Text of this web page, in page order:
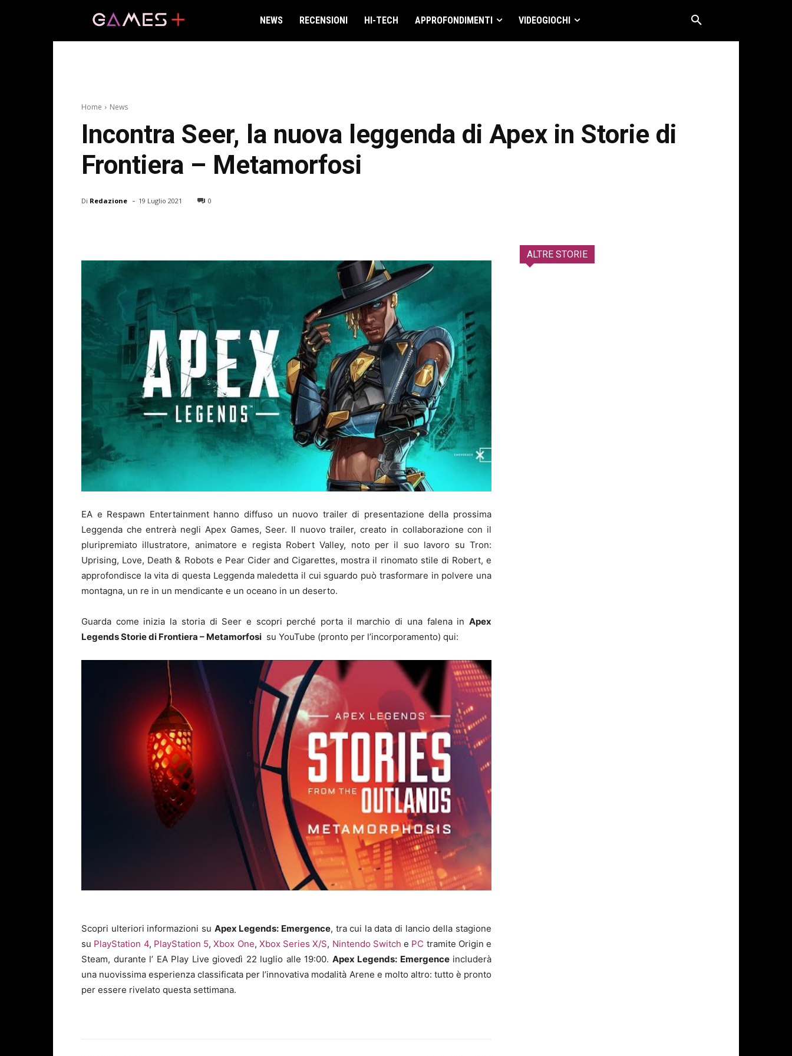
NEWS RECENSIONI HI-TECH APPROFONDIMENTI VIDEOGIOCHI
Home News
Incontra Seer, la nuova leggenda di Apex in Storie di
Frontiera – Metamorfosi
Di Redazione - 19 Luglio 2021 0
EA e Respawn Entertainment hanno diffuso un nuovo trailer di presentazione della prossima
Leggenda che entrerà negli Apex Games, Seer. Il nuovo trailer, creato in collaborazione con il
pluripremiato illustratore, animatore e regista Robert Valley, noto per il suo lavoro su Tron:
Uprising, Love, Death & Robots e Pear Cider and Cigarettes, mostra il rinomato stile di Robert, e
approfondisce la vita di questa Leggenda maledetta il cui sguardo può trasformare in polvere una
montagna, un re in un mendicante e un oceano in un deserto.
Guarda come inizia la storia di Seer e scopri perché porta il marchio di una falena in Apex
Legends Storie di Frontiera – Metamorfosi su YouTube (pronto per l’incorporamento) qui:
Scopri ulteriori informazioni su Apex Legends: Emergence, tra cui la data di lancio della stagione
su PlayStation 4, PlayStation 5,Xbox One, Xbox Series X/S, Nintendo Switch e PC tramite Origin e
Steam, durante l’ EA Play Live giovedì 22 luglio alle 19:00. Apex Legends: Emergenceincluderà
una nuovissima esperienza classificata per l’innovativa modalità Arene e molto altro: tutto è pronto
per essere rivelato questa settimana.
ALTRE STORIE